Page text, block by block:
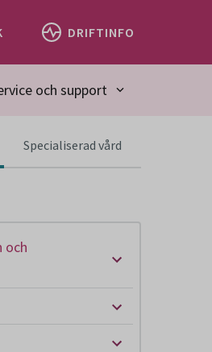
DRIFTINFO
och support
Specialiserad vård
och